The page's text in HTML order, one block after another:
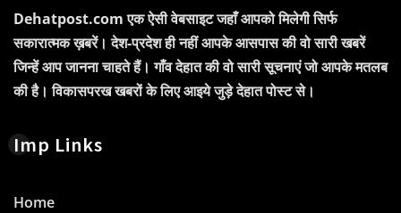
Dehatpost.com एक ऐसी वेबसाइट जहाँ आपको मिलेगी सिर्फ
सकारात्मक ख़बरें। देश-प्रदेश ही नहीं आपके आसपास की वो सारी खबरें
जिन्हें आप जानना चाहते हैं। गाँव देहात की वो सारी सूचनाएं जो आपके मतलब
की है। विकासपरख खबरों के लिए आइये जुड़े देहात पोस्ट से।
Imp Links
Home